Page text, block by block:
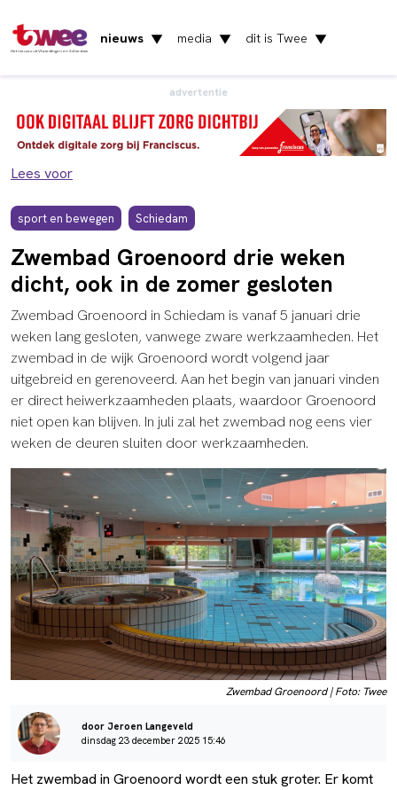
Het nieuws uit Vlaardingen en Schiedam
nieuws ▼ media ▼ dit is Twee ▼
advertentie
Lees voor
sport en bewegen Schiedam
Zwembad Groenoord drie weken
dicht, ook in de zomer gesloten
Zwembad Groenoord in Schiedam is vanaf 5 januari drie
weken lang gesloten, vanwege zware werkzaamheden. Het
zwembad in de wijk Groenoord wordt volgend jaar
uitgebreid en gerenoveerd. Aan het begin van januari vinden
er direct heiwerkzaamheden plaats, waardoor Groenoord
niet open kan blijven. In juli zal het zwembad nog eens vier
weken de deuren sluiten door werkzaamheden.
Zwembad Groenoord | Foto: Twee
door Jeroen Langeveld
dinsdag 23 december 2025 15:46
Het zwembad in Groenoord wordt een stuk groter. Er komt